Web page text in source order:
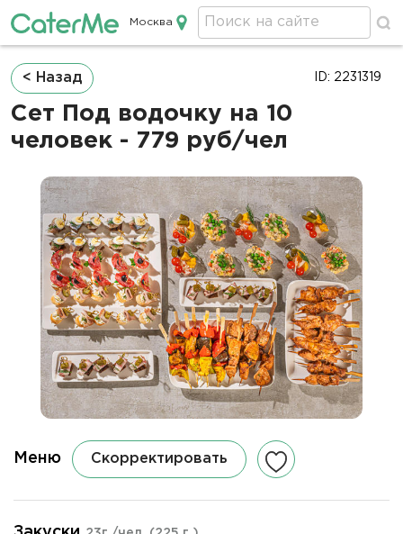
Кейтеринг в Москве
Москва
Строка
навигации
< Назад
Сет Под водочку на 10
человек - 779 руб/чел
ID: 2231319
Меню Скорректировать